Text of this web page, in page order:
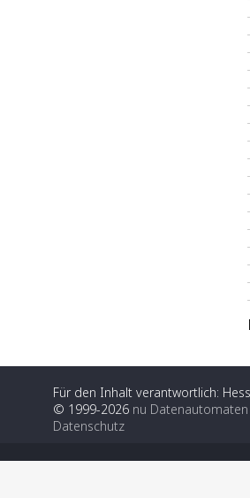
Für den Inhalt verantwortlich:
© 1999-2026 nu
Datenschutz